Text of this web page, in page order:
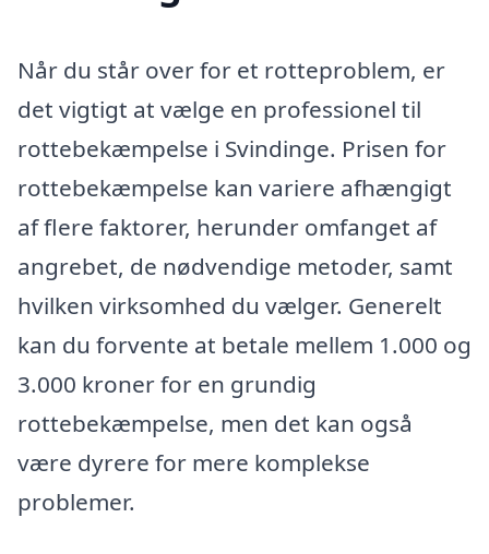
Når du står over for et rotteproblem, er
det vigtigt at vælge en professionel til
rottebekæmpelse i Svindinge. Prisen for
rottebekæmpelse kan variere afhængigt
af flere faktorer, herunder omfanget af
angrebet, de nødvendige metoder, samt
hvilken virksomhed du vælger. Generelt
kan du forvente at betale mellem 1.000 og
3.000 kroner for en grundig
rottebekæmpelse, men det kan også
være dyrere for mere komplekse
problemer.